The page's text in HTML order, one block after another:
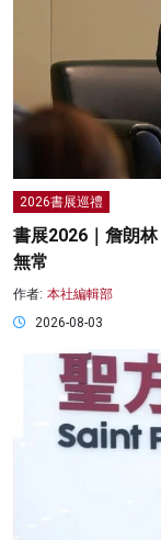
2026書展巡禮
書展2026｜詹朗
無常
作者: 本社編輯部
2026-08-03